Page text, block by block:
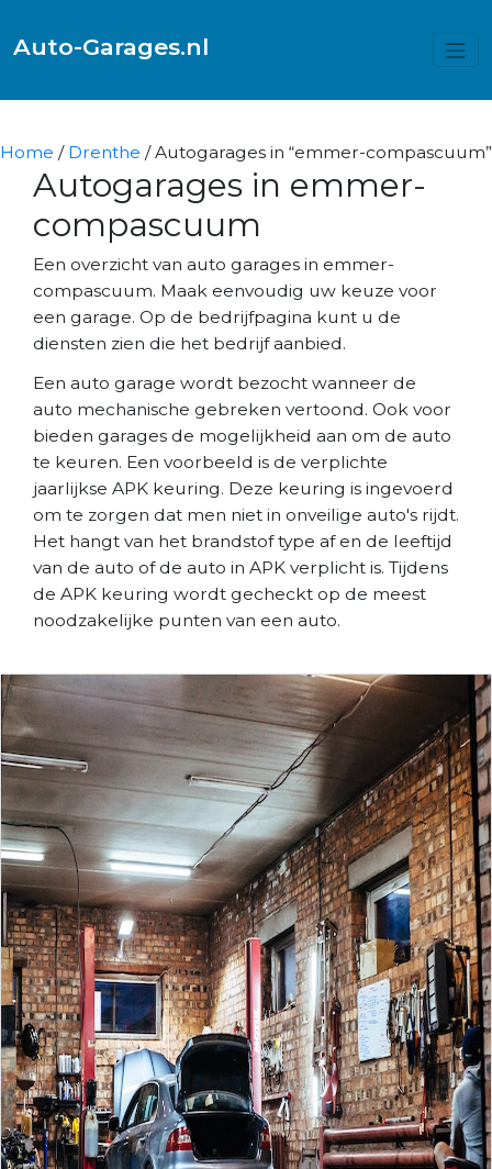
Auto-Garages.nl
Home / Drenthe / Autogarages in “emmer-compascuum”
Autogarages in emmer-
compascuum
Een overzicht van auto garages in emmer-
compascuum. Maak eenvoudig uw keuze voor
een garage. Op de bedrijfpagina kunt u de
diensten zien die het bedrijf aanbied.
Een auto garage wordt bezocht wanneer de
auto mechanische gebreken vertoond. Ook voor
bieden garages de mogelijkheid aan om de auto
te keuren. Een voorbeeld is de verplichte
jaarlijkse APK keuring. Deze keuring is ingevoerd
om te zorgen dat men niet in onveilige auto's rijdt.
Het hangt van het brandstof type af en de leeftijd
van de auto of de auto in APK verplicht is. Tijdens
de APK keuring wordt gecheckt op de meest
noodzakelijke punten van een auto.